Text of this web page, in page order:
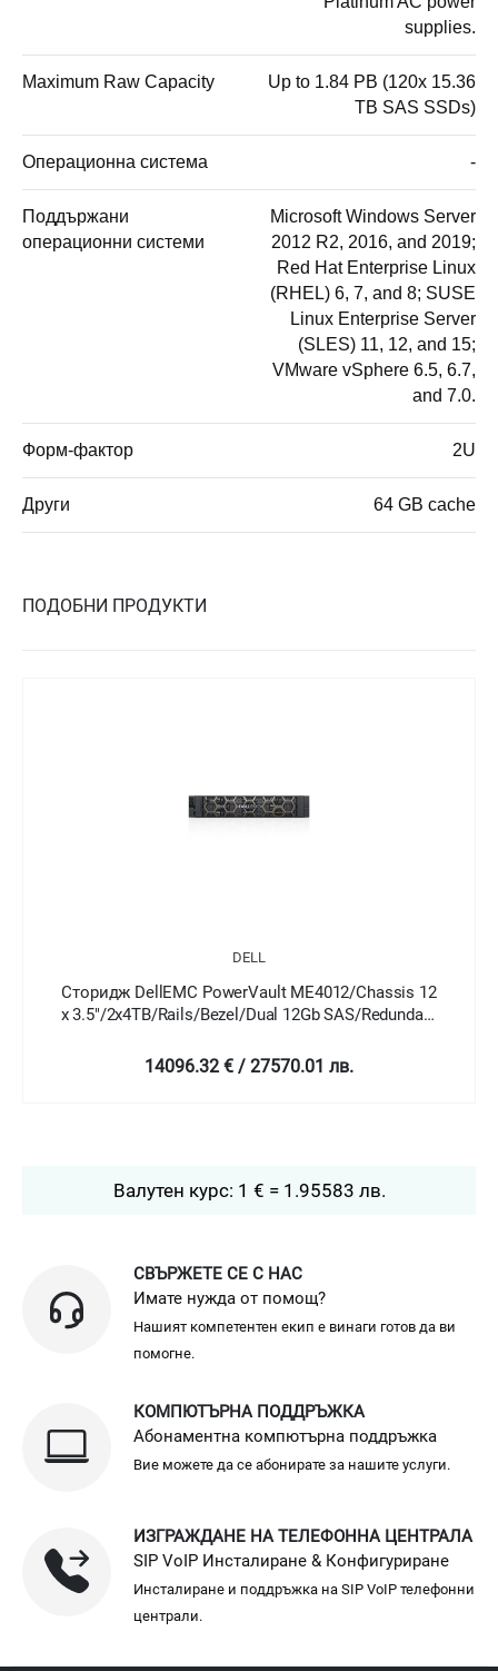
supplies.
Maximum Raw Capacity
Up to 1.84 PB (120x 15.36
TB SAS SSDs)
Операционна система -
Поддържани
операционни системи
Microsoft Windows Server
2012 R2, 2016, and 2019;
Red Hat Enterprise Linux
(RHEL) 6, 7, and 8; SUSE
Linux Enterprise Server
(SLES) 11, 12, and 15;
VMware vSphere 6.5, 6.7,
and 7.0.
Форм-фактор 2U
Други 64 GB cache
ПОДОБНИ ПРОДУКТИ
DELL
Сторидж DellEMC PowerVault ME4024/Chassis 24
x 2.5" HotPlug/2x1.2TB/Rails/Bezel/Dual 12Gb
14391.69 € / 28147.7 лв.
Валутен курс: 1 € = 1.95583 лв.
СВЪРЖЕТЕ СЕ С НАС
Имате нужда от помощ?
Нашият компетентен екип е винаги готов да ви
помогне.
КОМПЮТЪРНА ПОДДРЪЖКА
Абонаментна компютърна поддръжка
Вие можете да се абонирате за нашите услуги.
ИЗГРАЖДАНЕ НА ТЕЛЕФОННА ЦЕНТРАЛА
SIP VoIP Инсталиране & Конфигуриране
Инсталиране и поддръжка на SIP VoIP телефонни
централи.